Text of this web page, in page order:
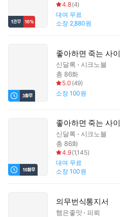
4.8(4)
대여 무료
소장 2,880원
좋아하면 죽는 사
신달록
시크노블
총 86화
5.0 (49)
소장 100원
좋아하면 죽는 사이
신달록
시크노블
총 86화
4.9(1,145)
대여 무료
소장 100원
의무번식통지서
햄은좋맛
피뢰